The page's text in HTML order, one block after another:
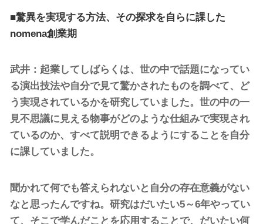
■驚異を実現する方法、その探求を自らに課した
nomena創業期
武井：起業してしばらくは、世の中で話題になってい
る演出技法や自分で見て驚かされたものを調べて、ど
う実現されているかを研究していました。世の中の一
見不思議に見える物事がどのような仕組みで実現され
ているのか、すべて説明できるようにすることを自分
に課していました。
聞かれて何でも答えられないと自分の存在意義がない
なと思ったんですね。研究はだいたい5～6年やってい
て、そこで学んだことを応用することで、だいたい何